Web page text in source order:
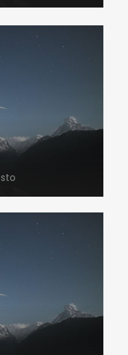
consectetur
magna
consectetur
magna